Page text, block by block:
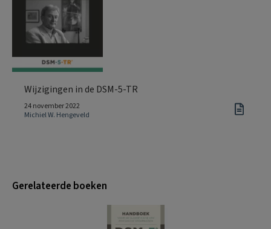
Wijzigingen in de DSM-5-TR
24 november 2022
Michiel W. Hengeveld
Gerelateerde boeken